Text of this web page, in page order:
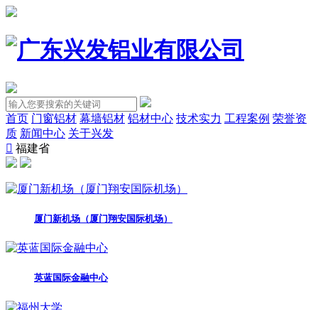
首页 门窗铝材 幕墙铝材 铝材中心 技术实力 工程案例 荣誉资
质 新闻中心 关于兴发
福建省
厦门新机场（厦门翔安国际机场）
英蓝国际金融中心